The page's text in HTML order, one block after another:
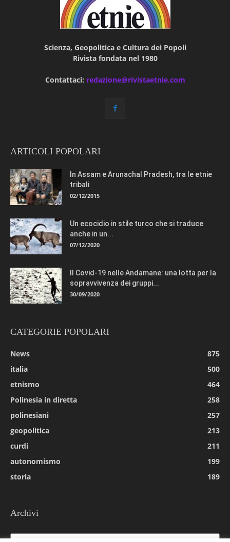
Scienza, Geopolitica e Cultura dei Popoli
Rivista fondata nel 1980
Contattaci: redazione@rivistaetnie.com
ARTICOLI POPOLARI
In Assam e Arunachal Pradesh, tra le etnie
tribali
02/12/2015
Un ecocidio in stile turco che si traduce
anche in un...
07/12/2020
Il Covid-19 nelle Andamane: una lotta per la
sopravvivenza dei gruppi...
30/09/2020
CATEGORIE POPOLARI
News
875
italia
500
etnismo
464
Polinesia in diretta
258
polinesiani
257
geopolitica
213
curdi
211
autonomismo
199
storia
189
Archivi
Archivi